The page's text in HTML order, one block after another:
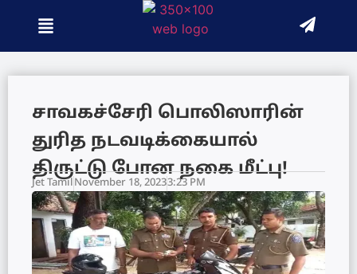
சாவகச்சேரி பொலிஸாரின்
துரித நடவடிக்கையால்
திருட்டு போன நகை மீட்பு!
Jet TamilNovember 18, 20233:23 PM